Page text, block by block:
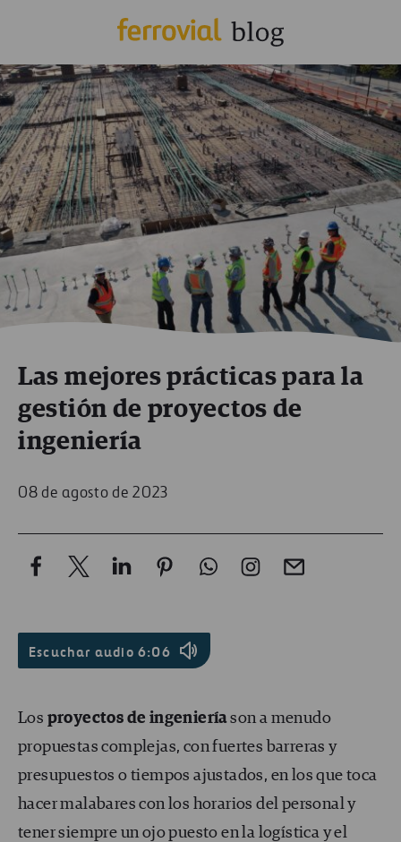
Las mejores prácticas para la
gestión de proyectos de
ingeniería
08 de agosto de 2023
Escuchar audio 6:06
Los proyectos de ingenieríason a menudo
propuestas complejas, con fuertes barreras y
presupuestos o tiempos ajustados, en los que toca
hacer malabares con los horarios del personal y
tener siempre un ojo puesto en la logística y el